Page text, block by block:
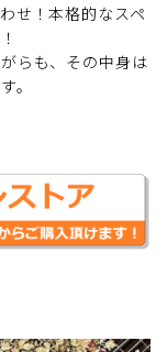
せ！本格的なスペ
らも、その中身は
。